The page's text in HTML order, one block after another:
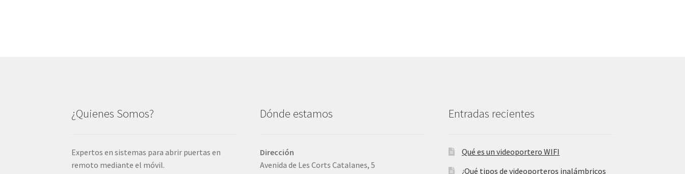
¿Quienes Somos?
Expertos en sistemas para abrir puertas en
remoto mediante el móvil.
Dónde estamos
Dirección
Avenida de Les Corts Catalanes, 5
Entradas recientes
Qué es un videoportero WIFI
¿Qué tipos de videoporteros inalámbricos